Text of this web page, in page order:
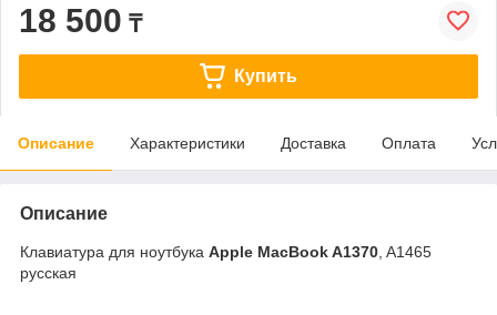
18 500 ₸
Купить
Описание Характеристики Доставка Оплата
Описание
Клавиатура для ноутбука Apple MacBook A1370 , A1465
русская